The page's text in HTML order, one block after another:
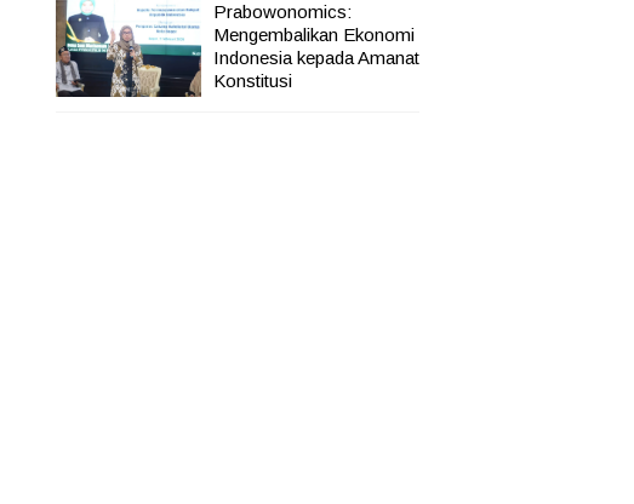
Prabowonomics:
Mengembalikan Ekonomi
Indonesia kepada Amanat
Konstitusi